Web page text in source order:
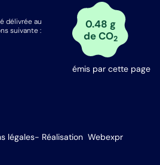
délivrée au
suivante :
0.48 g
de CO2
émis par cette page
légales- Réalisation Webexpr